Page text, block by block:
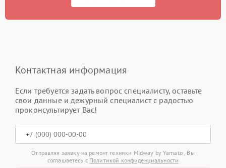
Контактная информация
Если требуется задать вопрос специалисту, оставьте
свои данные и дежурный специалист с радостью
проконсультирует Вас!
Отправляя заявку на ремонт техники Midway by Yamato , Вы
соглашаетесь с Политикой конфиденциальности